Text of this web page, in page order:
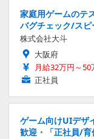
家庭用ゲームのテ
バグチェック/スピ
株式会社大斗
大阪府
月給32万円～50
正社員
ゲーム向けUIデザ
歓迎・「正社員/